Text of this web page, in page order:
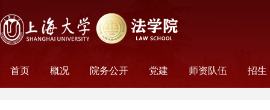
首页 概况 院务公开 党建 师资队伍 招生